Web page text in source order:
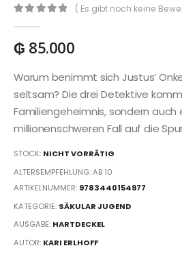
( Es gibt noch keine
₲ 85.000
Warum benimmt sich Justus‘
seltsam? Die drei Detektive
Familiengeheimnis, sondern auch
millionenschweren Fall auf die
STOCK: NICHT VORRÄTIG
ALTERSEMPFEHLUNG: AB 10
ARTIKELNUMMER: 9783440154977
KATEGORIE: SÄKULAR JUGEND
AUSGABE: HARTDECKEL
AUTOR: KARI ERLHOFF